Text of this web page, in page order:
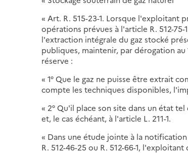
« Art. R. 515-23-1. Lorsque l'exploitant
opérations prévues à l'article R. 512-
l'extraction intégrale du gaz stocké
publiques, maintenir, par dérogation
réserve :
« 1° Que le gaz ne puisse être extrait
compte les techniques disponibles,
« 2° Qu'il place son site dans un état
et, le cas échéant, à l'article L. 211-1.
« Dans une étude jointe à la
R. 512-46-25 ou R. 512-66-1,